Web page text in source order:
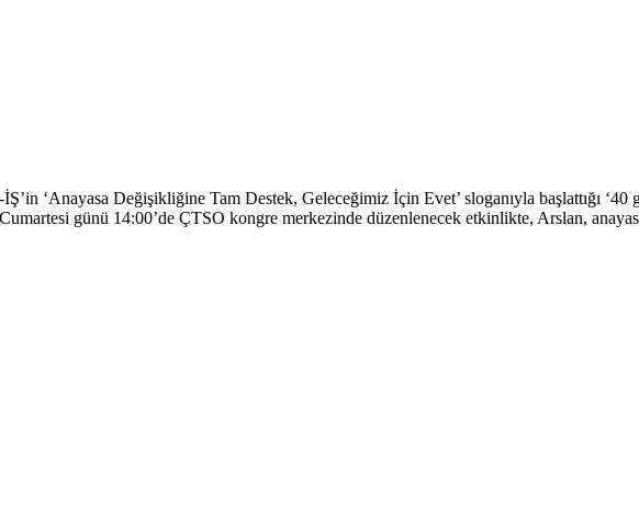
‘Anayasa Değişikliğine Tam Destek, Geleceğimiz İçin Evet’ sloganıyla başlattığı ‘40
günü 14:00’de ÇTSO kongre merkezinde düzenlenecek etkinlikte, Arslan,